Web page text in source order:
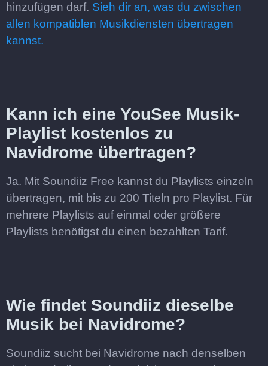
hinzufügen darf. Sieh dir an, was du zwischen
allen kompatiblen Musikdiensten übertragen
kannst.
Kann ich eine YouSee Musik-
Playlist kostenlos zu
Navidrome übertragen?
Ja. Mit Soundiiz Free kannst du Playlists einzeln
übertragen, mit bis zu 200 Titeln pro Playlist. Für
mehrere Playlists auf einmal oder größere
Playlists benötigst du einen bezahlten Tarif.
Wie findet Soundiiz dieselbe
Musik bei Navidrome?
Soundiiz sucht bei Navidrome nach denselben